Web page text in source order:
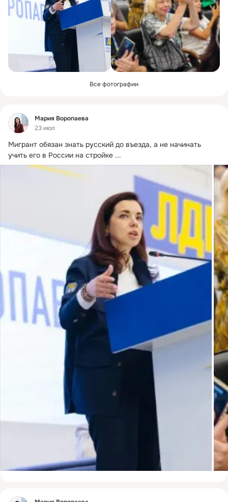
Все фотографии
Фид
Мария Воропаева
23 июл
Мигрант обязан знать русский до въезда, а не начинать
учить его в России на стройке ...